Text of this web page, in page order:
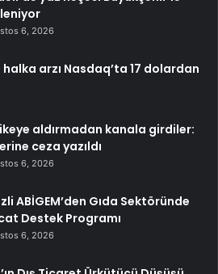
6, 2026
arzı Nasdaq’ta 17 dolardan
aldırmadan kanala girdiler:
ceza yazıldı
6, 2026
ABİGEM’den Gıda Sektöründe
Destek Programı
6, 2026